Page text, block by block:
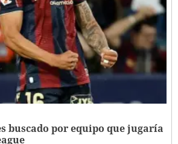
buscado por equipo que jugaría